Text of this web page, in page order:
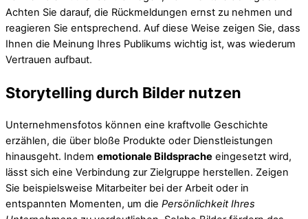
Achten Sie darauf, die Rückmeldungen ernst zu nehmen und
reagieren Sie entsprechend. Auf diese Weise zeigen Sie, dass
Ihnen die Meinung Ihres Publikums wichtig ist, was wiederum
Vertrauen aufbaut.
Storytelling durch Bilder nutzen
Unternehmensfotos können eine kraftvolle Geschichte
erzählen, die über bloße Produkte oder Dienstleistungen
hinausgeht. Indem emotionale Bildsprache eingesetzt wird,
lässt sich eine Verbindung zur Zielgruppe herstellen. Zeigen
Sie beispielsweise Mitarbeiter bei der Arbeit oder in
entspannten Momenten, um die Persönlichkeit Ihres